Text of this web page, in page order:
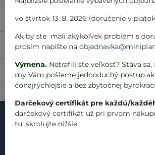
Popis
Recenzie 0
Diskusia 0
vo štvrtok 13. 8. 2026 (doručenie v piatok
Ak by ste mali akýkoľvek problém s
prosím napíšte na
Výmena. Netrafili ste veľkosť? Stáva sa.
my Vám pošleme jednoduchý postup
čonajrýchlejšie a bez zbytočnej
Darčekový certifikát pre každú/
darčekový certifikát už pri prvom
tu, skrolujte nižšie.